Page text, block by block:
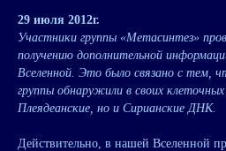
29 июля 2012г.
Участники группы «Метасинтез»
получению дополнительной
Вселенной. Это было связано с тем,
группы обнаружили в своих
Плеядеанские, но и Сирианские ДНК.
Действительно, в нашей Вселенной